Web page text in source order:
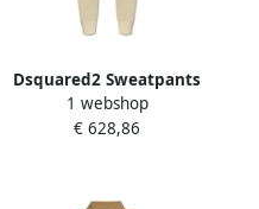
Dsquared2 Sweatpants
Beige Dames
1 webshop
€ 628,86